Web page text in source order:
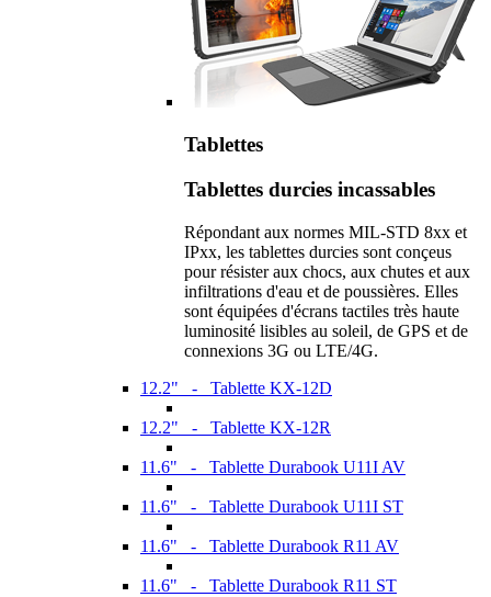
Tablettes
Tablettes durcies incassables
Répondant aux normes MIL-STD 8xx et
IPxx, les tablettes durcies sont conçeus
pour résister aux chocs, aux chutes et aux
infiltrations d'eau et de poussières. Elles
sont équipées d'écrans tactiles très haute
luminosité lisibles au soleil, de GPS et de
connexions 3G ou LTE/4G.
12.2" - Tablette KX-12D
12.2" - Tablette KX-12R
11.6" - Tablette Durabook U11I AV
11.6" - Tablette Durabook U11I ST
11.6" - Tablette Durabook R11 AV
11.6" - Tablette Durabook R11 ST